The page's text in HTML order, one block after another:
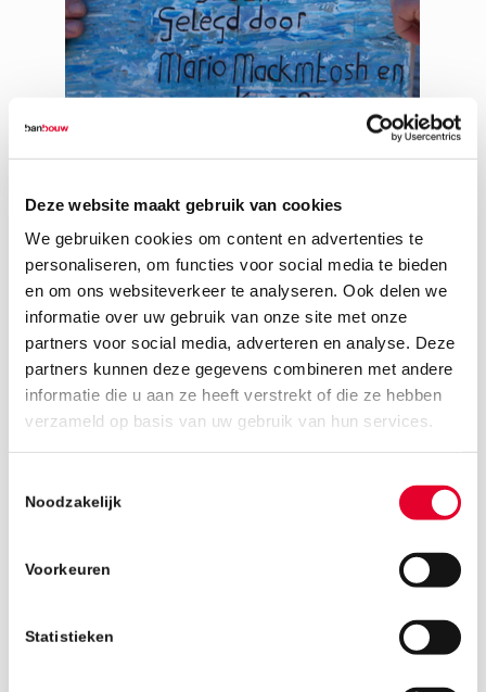
Deze website maakt gebruik van cookies
We gebruiken cookies om content en advertenties te
personaliseren, om functies voor social media te bieden
en om ons websiteverkeer te analyseren. Ook delen we
informatie over uw gebruik van onze site met onze
partners voor social media, adverteren en analyse. Deze
partners kunnen deze gegevens combineren met andere
informatie die u aan ze heeft verstrekt of die ze hebben
verzameld op basis van uw gebruik van hun services.
Noodzakelijk
Voorkeuren
Statistieken
27 februari 2019